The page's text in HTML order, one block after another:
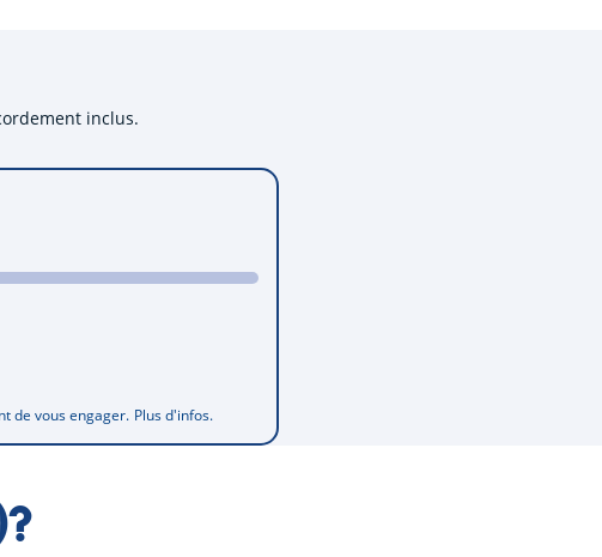
inclus.
de vous engager. Plus d'infos.